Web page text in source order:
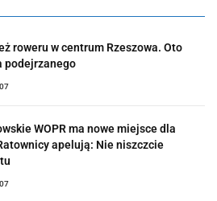
roweru w centrum Rzeszowa. Oto
podejrzanego
WOPR ma nowe miejsce dla
apelują: Nie niszczcie